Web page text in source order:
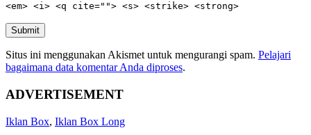
<em> <i> <q cite=""> <s> <strike> <strong>
Submit
Situs ini menggunakan Akismet untuk mengurangi spam. Pelajari
bagaimana data komentar Anda diproses.
ADVERTISEMENT
Iklan Box, Iklan Box Long